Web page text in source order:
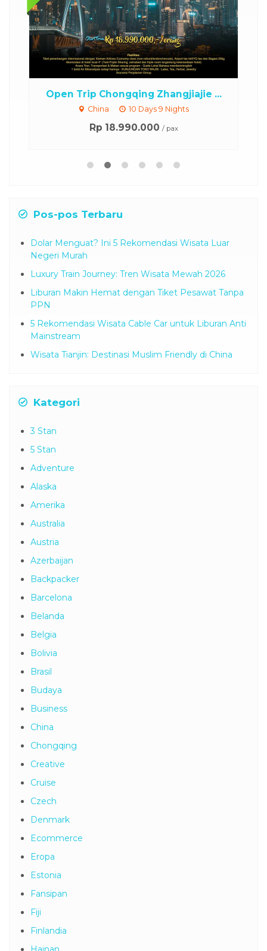
Open Trip Chongqing Zhangjiajie ...
China 10 Days 9 Nights
Rp 18.990.000 / pax
Pos-pos Terbaru
Dolar Menguat? Ini 5 Rekomendasi Wisata Luar
Negeri Murah
Luxury Train Journey: Tren Wisata Mewah 2026
Liburan Makin Hemat dengan Tiket Pesawat Tanpa
PPN
5 Rekomendasi Wisata Cable Car untuk Liburan Anti
Mainstream
Wisata Tianjin: Destinasi Muslim Friendly di China
Kategori
3 Stan
5 Stan
Adventure
Alaska
Amerika
Australia
Austria
Azerbaijan
Backpacker
Barcelona
Belanda
Belgia
Bolivia
Brasil
Budaya
Business
China
Chongqing
Creative
Cruise
Czech
Denmark
Ecommerce
Eropa
Estonia
Fansipan
Fiji
Finlandia